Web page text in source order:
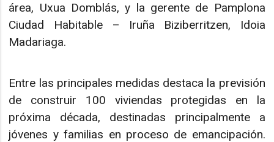
área, Uxua Domblás, y la gerente de Pamplona
Ciudad Habitable – Iruña Biziberritzen, Idoia
Madariaga.
Entre las principales medidas destaca la previsión
de construir 100 viviendas protegidas en la
próxima década, destinadas principalmente a
jóvenes y familias en proceso de emancipación.